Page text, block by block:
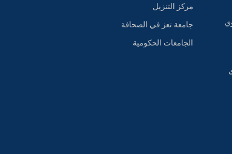
مركز التنزيل
جامعة تعز في الصحافة
الجامعات الحكومية